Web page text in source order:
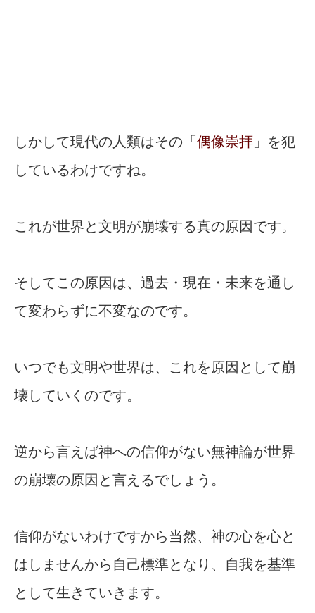
しかして現代の人類はその「 偶像崇拝 」を犯
しているわけですね。
これが世界と文明が崩壊する真の原因です。
そしてこの原因は、過去・現在・未来を通し
て変わらずに不変なのです。
いつでも文明や世界は、これを原因として崩
壊していくのです。
逆から言えば神への信仰がない無神論が世界
の崩壊の原因と言えるでしょう。
信仰がないわけですから当然、神の心を心と
はしませんから自己標準となり、自我を基準
として生きていきます。